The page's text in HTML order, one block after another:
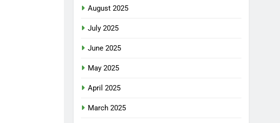
August 2025
July 2025
June 2025
May 2025
April 2025
March 2025